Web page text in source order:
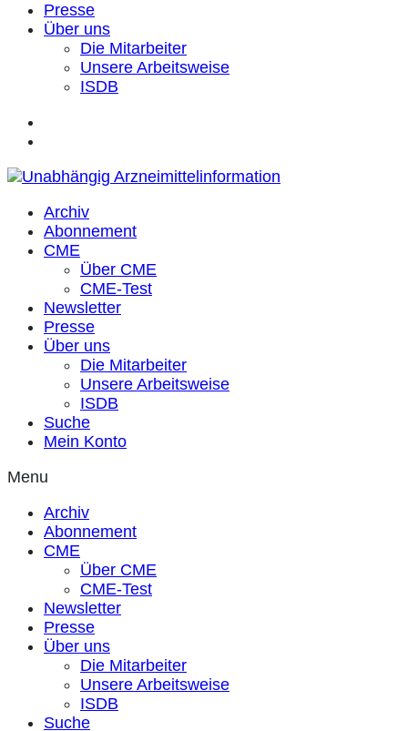
Presse
Über uns
Die Mitarbeiter
Unsere Arbeitsweise
ISDB
Archiv
Abonnement
CME
Über CME
CME-Test
Newsletter
Presse
Über uns
Die Mitarbeiter
Unsere Arbeitsweise
ISDB
Suche
Mein Konto
Menu
Archiv
Abonnement
CME
Über CME
CME-Test
Newsletter
Presse
Über uns
Die Mitarbeiter
Unsere Arbeitsweise
ISDB
Suche